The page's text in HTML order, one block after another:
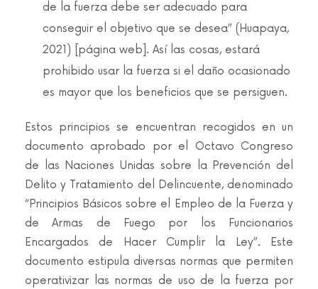
de la fuerza debe ser adecuado para
conseguir el objetivo que se desea” (Huapaya,
2021) [página web]. Así las cosas, estará
prohibido usar la fuerza si el daño ocasionado
es mayor que los beneficios que se persiguen.
Estos principios se encuentran recogidos en un
documento aprobado por el Octavo Congreso
de las Naciones Unidas sobre la Prevención del
Delito y Tratamiento del Delincuente, denominado
“Principios Básicos sobre el Empleo de la Fuerza y
de Armas de Fuego por los Funcionarios
Encargados de Hacer Cumplir la Ley”. Este
documento estipula diversas normas que permiten
operativizar las normas de uso de la fuerza por